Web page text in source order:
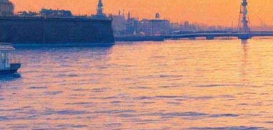
«Стенограффия» опрокинет в
Мойку звездное небо